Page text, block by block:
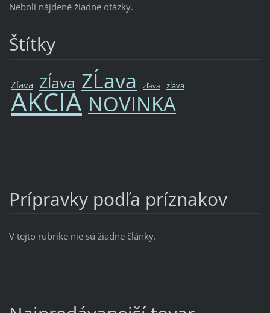
Neboli nájdené žiadne otázky.
Štítky
Zľava Zĺava ZĹava zľava zĺava
AKCIA NOVINKA
Prípravky podľa príznakov
V tejto rubrike nie sú žiadne články.